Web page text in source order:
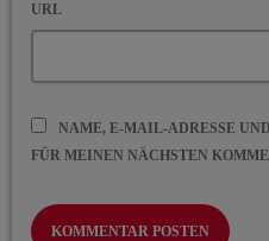
URL
NAME, E-MAIL-ADRESSE
FÜR MEINEN NÄCHSTEN